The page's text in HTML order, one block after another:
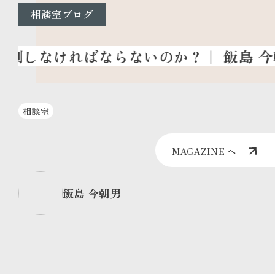
相談室ブログ
相談室
MAGAZINE へ
飯島 今朝男